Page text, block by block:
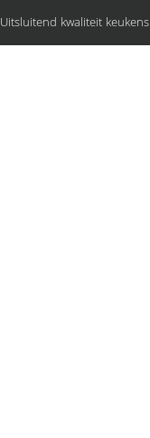
Uitsluitend kwaliteit keukens